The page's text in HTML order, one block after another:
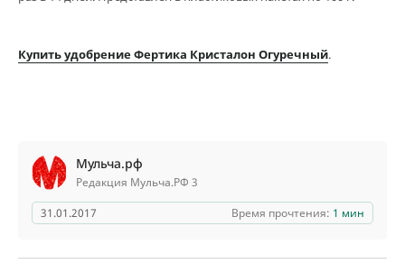
Купить удобрение Фертика Кристалон Огуречный.
Мульча.рф
Редакция Мульча.РФ 3
31.01.2017
Время прочтения: 1 мин